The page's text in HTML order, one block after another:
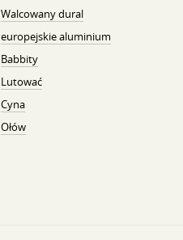
Walcowany dural
europejskie aluminium
Babbity
Lutować
Cyna
Ołów